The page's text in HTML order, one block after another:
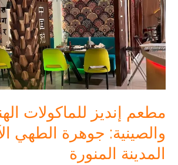
المنورة
مطعم إنديز للماكولات
والصينية: جوهرة الطهي
المدينة المنورة